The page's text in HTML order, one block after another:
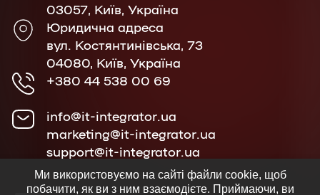
03057, Київ, Україна
Юридична адреса
вул. Костянтинівська, 73
04080, Київ, Україна
+380 44 538 00 69
info@it-integrator.ua
marketing@it-integrator.ua
support@it-integrator.ua
Ми використовуємо на сайті файли cookie, щоб
побачити, як ви з ним взаємодієте. Приймаючи, ви